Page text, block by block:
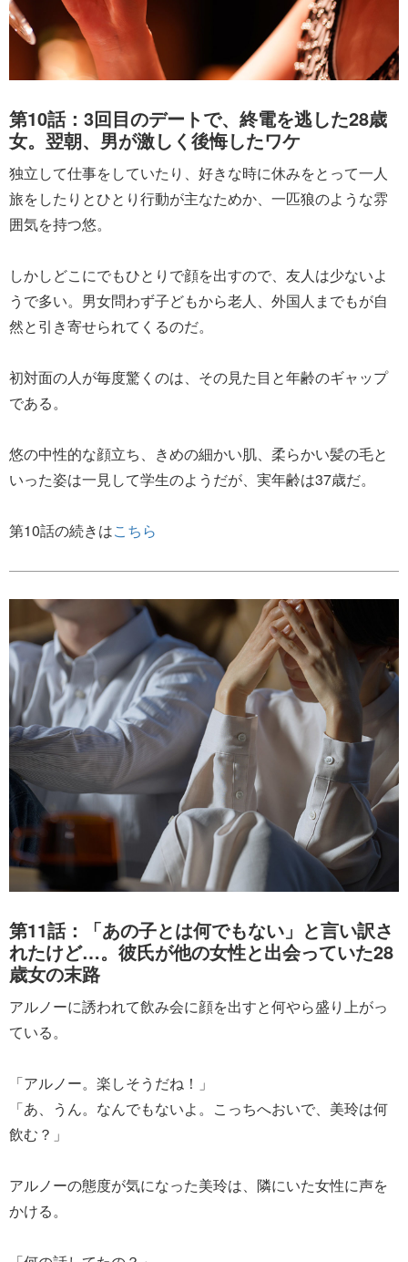
第10話：3回目のデートで、終電を逃した28歳
女。翌朝、男が激しく後悔したワケ
独立して仕事をしていたり、好きな時に休みをとって一人
旅をしたりとひとり行動が主なためか、一匹狼のような雰
囲気を持つ悠。
しかしどこにでもひとりで顔を出すので、友人は少ないよ
うで多い。男女問わず子どもから老人、外国人までもが自
然と引き寄せられてくるのだ。
初対面の人が毎度驚くのは、その見た目と年齢のギャップ
である。
悠の中性的な顔立ち、きめの細かい肌、柔らかい髪の毛と
いった姿は一見して学生のようだが、実年齢は37歳だ。
第10話の続きはこちら
第11話：「あの子とは何でもない」と言い訳さ
れたけど…。彼氏が他の女性と出会っていた28
歳女の末路
アルノーに誘われて飲み会に顔を出すと何やら盛り上がっ
ている。
「アルノー。楽しそうだね！」
「あ、うん。なんでもないよ。こっちへおいで、美玲は何
飲む？」
アルノーの態度が気になった美玲は、隣にいた女性に声を
かける。